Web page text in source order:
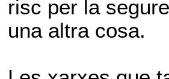
risc per la
una altra cosa.